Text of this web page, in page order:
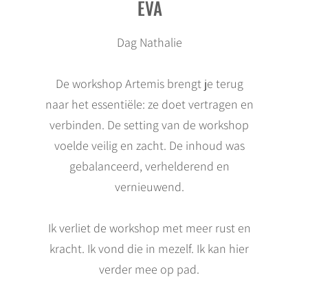
EVA
Dag Nathalie
De workshop Artemis brengt je terug
naar het essentiële: ze doet vertragen en
verbinden. De setting van de workshop
voelde veilig en zacht. De inhoud was
gebalanceerd, verhelderend en
vernieuwend.
Ik verliet de workshop met meer rust en
kracht. Ik vond die in mezelf. Ik kan hier
verder mee op pad.